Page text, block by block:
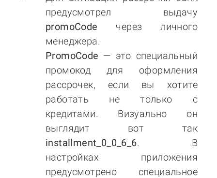
предусмотрел выдачу
promoCode через личного
менеджера.
PromoCode — это специальный
промокод для оформления
рассрочек, если вы хотите
работать не только с
кредитами. Визуально он
выглядит вот так
installment_0_0_6_6. В
настройках приложения
предусмотрено специальное